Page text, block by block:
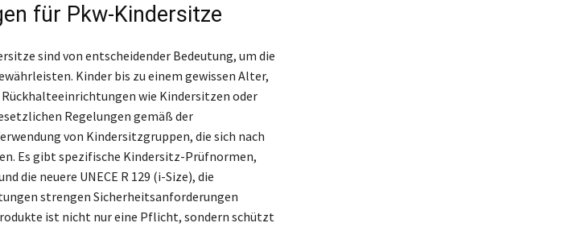
für Pkw-Kindersitze
sind von entscheidender Bedeutung, um die
Kinder bis zu einem gewissen Alter,
wie Kindersitzen oder
Regelungen gemäß der
von Kindersitzgruppen, die sich nach
Es gibt spezifische Kindersitz-Prüfnormen,
die neuere UNECE R 129 (i-Size), die
strengen Sicherheitsanforderungen
ist nicht nur eine Pflicht, sondern schützt